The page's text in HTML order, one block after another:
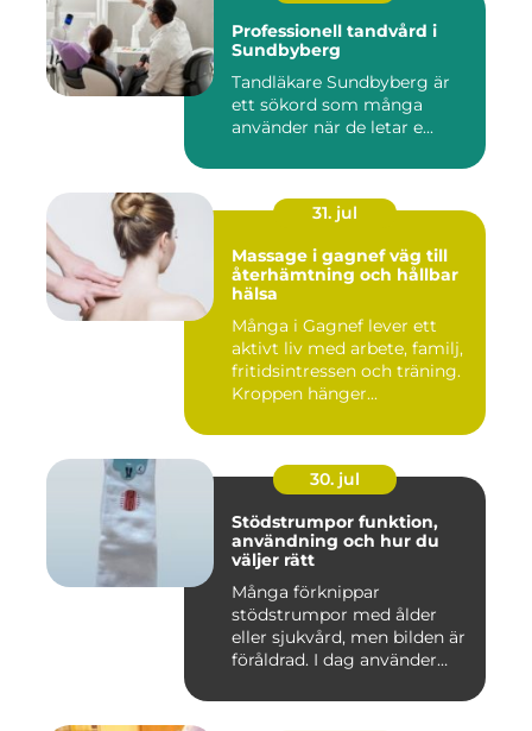
Professionell tandvård i
Sundbyberg
Tandläkare Sundbyberg är
ett sökord som många
använder när de letar e...
31. jul
Massage i gagnef väg till
återhämtning och hållbar
hälsa
Många i Gagnef lever ett
aktivt liv med arbete, familj,
fritidsintressen och träning.
Kroppen hänger...
30. jul
Stödstrumpor funktion,
användning och hur du
väljer rätt
Många förknippar
stödstrumpor med ålder
eller sjukvård, men bilden är
föråldrad. I dag använder